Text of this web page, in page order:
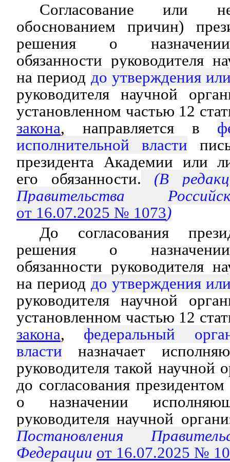
Согласование или
обоснованием причин)
решения о
обязанности руководителя
на период до утверждения
руководителя научной
установленном частью 12
закона, направляется в
исполнительной власти
президента Академии или
его обязанности. (В
Правительства
от 16.07.2025 № 1073)
До согласования
решения о
обязанности руководителя
на период до утверждения
руководителя научной
установленном частью 12
закона, федеральный
власти назначает
руководителя такой научной
до согласования
о назначении
руководителя научной
Постановления
Федерации от 16.07.2025 №